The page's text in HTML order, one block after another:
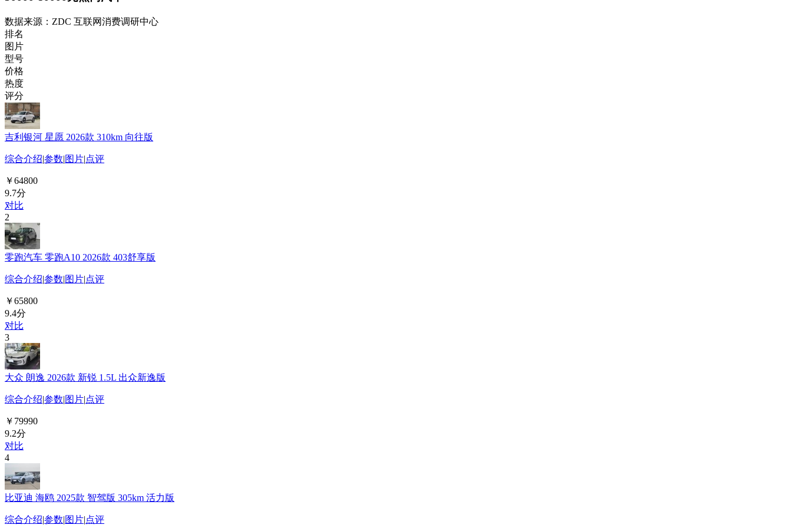
数据来源：ZDC 互联网消费调研中心
排名
图片
型号
价格
热度
评分
吉利银河 星愿 2026款 310km 向往版
综合介绍|参数|图片|点评
￥64800
9.7分
对比
2
零跑汽车 零跑A10 2026款 403舒享版
综合介绍|参数|图片|点评
￥65800
9.4分
对比
3
大众 朗逸 2026款 新锐 1.5L 出众新逸版
综合介绍|参数|图片|点评
￥79990
9.2分
对比
4
比亚迪 海鸥 2025款 智驾版 305km 活力版
综合介绍|参数|图片|点评